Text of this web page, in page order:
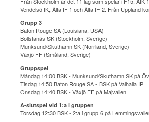
Vendelsö IK, Älta IF 1 och Älta IF 2. Från Uppland
Grupp 3
Baton Rouge SA (Louisiana, USA)
Bollstanäs SK (Stockholm, Sverige)
Munksund/Skuthamn SK (Norrland, Sverige)
Växjö FF (Småland, Sverige)
Gruppspel
Måndag 14:00 BSK - Munksund/Skuthamn SK på
Tisdag 14:50 Baton Rouge SA - BSK på Valhalla IP
Onsdag 14:40 BSK - Växjö FF på Majvallen
A-slutspel vid 1:a i gruppen
Torsdag 12:30 BSK - 2:a i grupp 6 på